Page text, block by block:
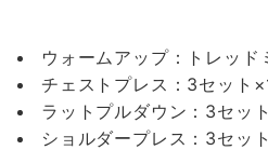
ウォームアップ：トレッド
チェストプレス：3セット
ラットプルダウン：3セッ
ショルダープレス：3セッ